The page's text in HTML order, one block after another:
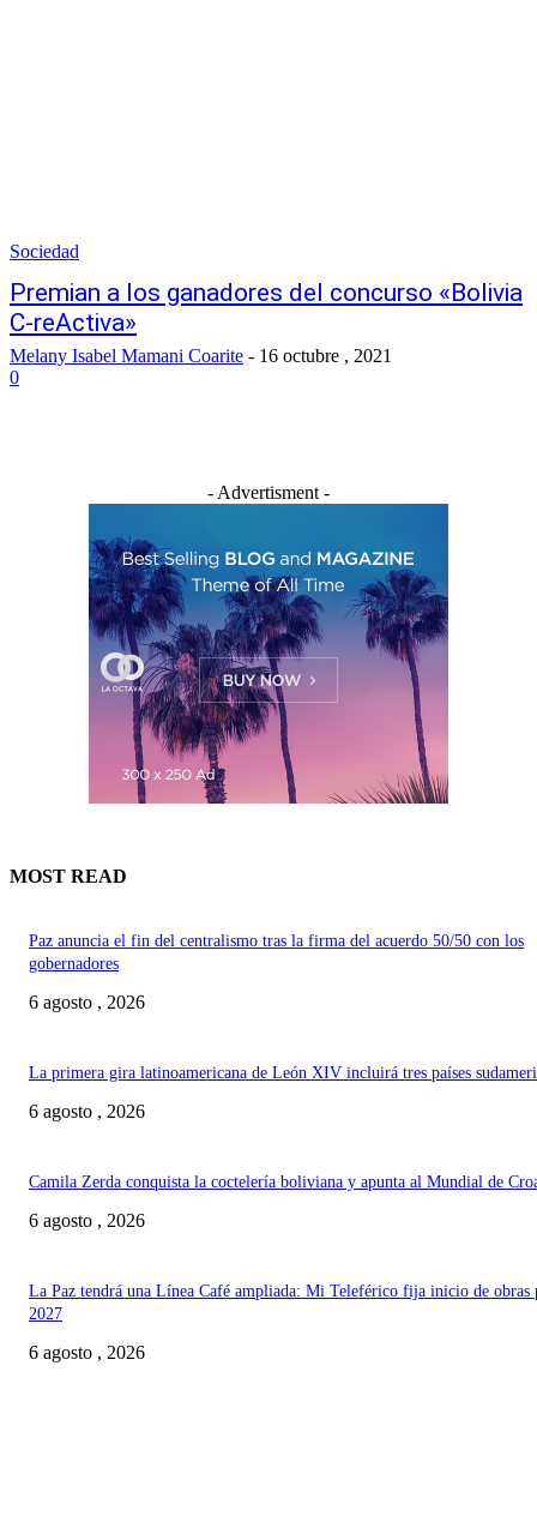
Sociedad
Premian a los ganadores del concurso «Bolivia
C-reActiva»
Melany Isabel Mamani Coarite - 16 octubre , 2021
0
- Advertisment -
MOST READ
Paz anuncia el fin del centralismo tras la firma del acuerdo 50/50 con los
gobernadores
6 agosto , 2026
La primera gira latinoamericana de León XIV incluirá tres países
6 agosto , 2026
Camila Zerda conquista la coctelería boliviana y apunta al Mundial de
6 agosto , 2026
La Paz tendrá una Línea Café ampliada: Mi Teleférico fija inicio de obras
2027
6 agosto , 2026